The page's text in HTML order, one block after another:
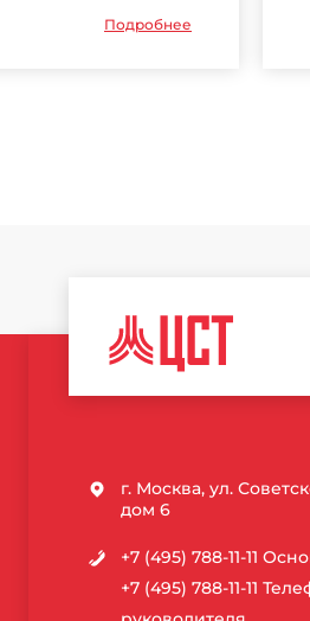
Подробнее
ЦЕНТР
СПОРТИВНЫХ
г. Москва, ул.
дом 6
+7 (495) 788-11-11
+7 (495) 788-11-11